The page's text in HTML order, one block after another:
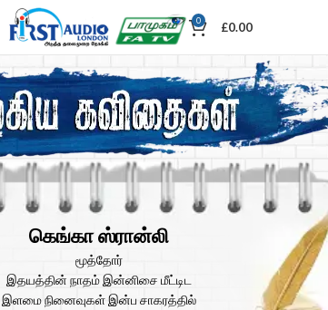
0 £0.00
கெங்கா ஸ்ரான்லி
மூத்தோர்
இதயத்தின் நாதம் இன்னிசை மீட்டிட
இளமை நினைவுகள் இன்ப சாகரத்தில்